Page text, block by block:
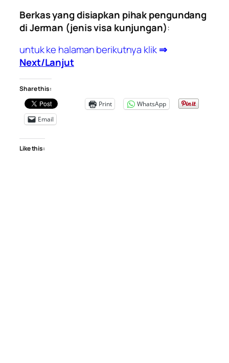
Berkas yang disiapkan pihak pengundang
di Jerman (jenis visa kunjungan):
untuk ke halaman berikutnya klik⇒
Next/Lanjut
Share this:
Print
WhatsApp
Email
Like this: